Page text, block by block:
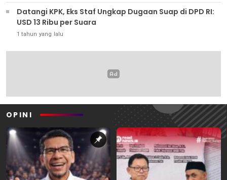
Datangi KPK, Eks Staf Ungkap Dugaan Suap di DPD RI:
USD 13 Ribu per Suara
1 tahun yang lalu
OPINI